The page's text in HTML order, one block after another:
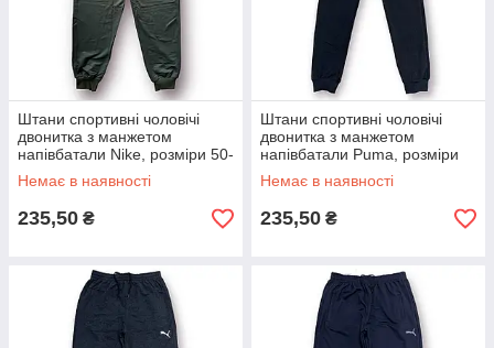
Штани спортивні чоловічі
двонитка з манжетом
напівбатали Nike, розміри 50-
58, хакі, 2201
Немає в наявності
235,50 ₴
Штани спортивні чоловічі
двонитка з манжетом
напівбатали Puma, розміри
50-58, чорні, 2201
Немає в наявності
235,50 ₴